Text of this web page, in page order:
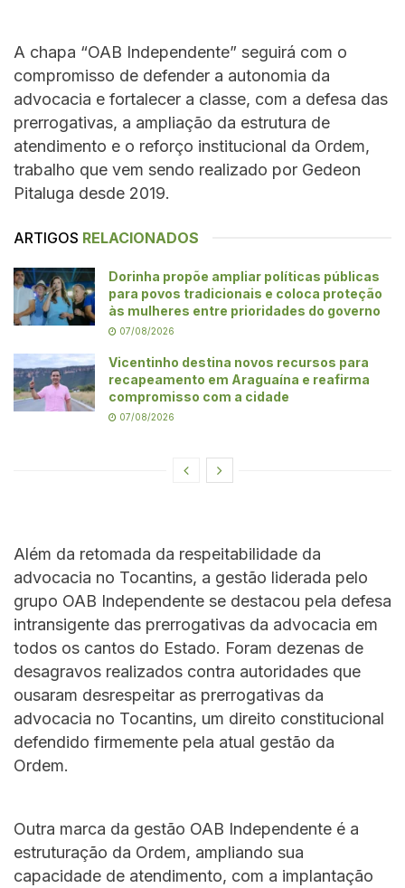
A chapa “OAB Independente” seguirá com o
compromisso de defender a autonomia da
advocacia e fortalecer a classe, com a defesa das
prerrogativas, a ampliação da estrutura de
atendimento e o reforço institucional da Ordem,
trabalho que vem sendo realizado por Gedeon
Pitaluga desde 2019.
ARTIGOS RELACIONADOS
Dorinha propõe ampliar políticas públicas
para povos tradicionais e coloca proteção
às mulheres entre prioridades do governo
07/08/2026
Vicentinho destina novos recursos para
recapeamento em Araguaína e reafirma
compromisso com a cidade
07/08/2026
Além da retomada da respeitabilidade da
advocacia no Tocantins, a gestão liderada pelo
grupo OAB Independente se destacou pela defesa
intransigente das prerrogativas da advocacia em
todos os cantos do Estado. Foram dezenas de
desagravos realizados contra autoridades que
ousaram desrespeitar as prerrogativas da
advocacia no Tocantins, um direito constitucional
defendido firmemente pela atual gestão da
Ordem.
Outra marca da gestão OAB Independente é a
estruturação da Ordem, ampliando sua
capacidade de atendimento, com a implantação